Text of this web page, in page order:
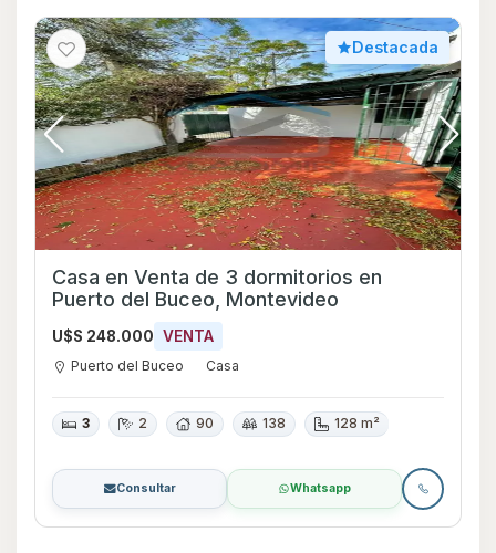
Destacada
Casa en Venta de 3 dormitorios en
Puerto del Buceo, Montevideo
U$S 248.000 VENTA
Puerto del Buceo Casa
3 2 90 138 128 m²
Consultar Whatsapp